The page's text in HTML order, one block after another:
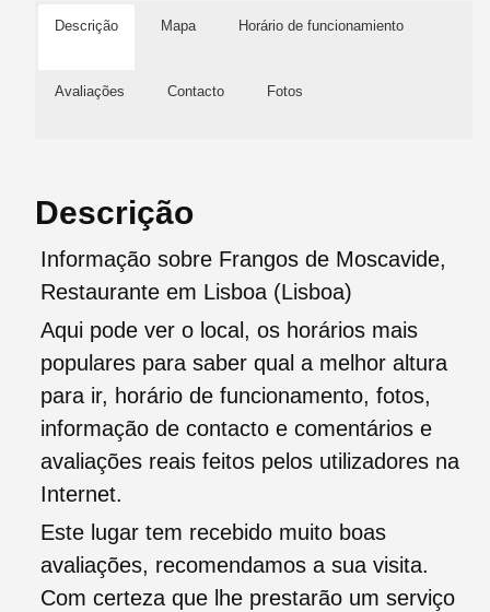
Descrição Mapa Horário de funcionamiento
Avaliações Contacto Fotos
Descrição
Informação sobre Frangos de Moscavide,
Restaurante em Lisboa (Lisboa)
Aqui pode ver o local, os horários mais
populares para saber qual a melhor altura
para ir, horário de funcionamento, fotos,
informação de contacto e comentários e
avaliações reais feitos pelos utilizadores na
Internet.
Este lugar tem recebido muito boas
avaliações, recomendamos a sua visita.
Com certeza que lhe prestarão um serviço